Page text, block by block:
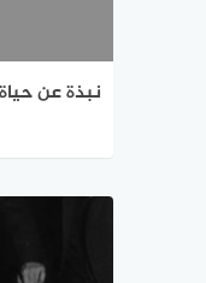
نبذة عن